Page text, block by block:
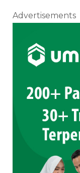
Advertisements